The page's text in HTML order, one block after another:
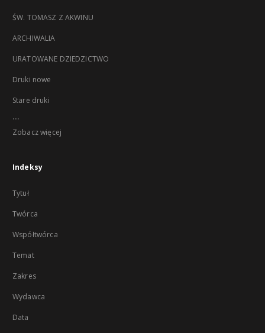
ŚW. TOMASZ Z AKWINU
ARCHIWALIA
URATOWANE DZIEDZICTWO
Druki nowe
Stare druki
...
Zobacz więcej
Indeksy
Tytuł
Twórca
Współtwórca
Temat
Zakres
Wydawca
Data